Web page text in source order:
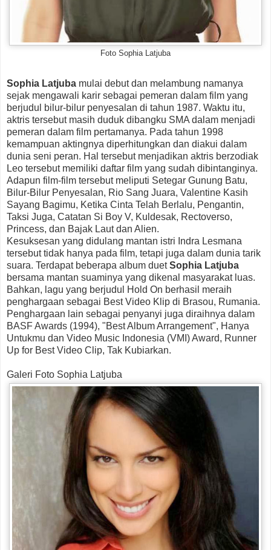
Foto Sophia Latjuba
Sophia Latjuba mulai debut dan melambung namanya
sejak mengawali karir sebagai pemeran dalam film yang
berjudul bilur-bilur penyesalan di tahun 1987. Waktu itu,
aktris tersebut masih duduk dibangku SMA dalam menjadi
pemeran dalam film pertamanya. Pada tahun 1998
kemampuan aktingnya diperhitungkan dan diakui dalam
dunia seni peran. Hal tersebut menjadikan aktris berzodiak
Leo tersebut memiliki daftar film yang sudah dibintanginya.
Adapun film-film tersebut meliputi Setegar Gunung Batu,
Bilur-Bilur Penyesalan, Rio Sang Juara, Valentine Kasih
Sayang Bagimu, Ketika Cinta Telah Berlalu, Pengantin,
Taksi Juga, Catatan Si Boy V, Kuldesak, Rectoverso,
Princess, dan Bajak Laut dan Alien.
Kesuksesan yang didulang mantan istri Indra Lesmana
tersebut tidak hanya pada film, tetapi juga dalam dunia tarik
suara. Terdapat beberapa album duetSophia Latjuba
bersama mantan suaminya yang dikenal masyarakat luas.
Bahkan, lagu yang berjudul Hold On berhasil meraih
penghargaan sebagai Best Video Klip di Brasou, Rumania.
Penghargaan lain sebagai penyanyi juga diraihnya dalam
BASF Awards (1994), "Best Album Arrangement", Hanya
Untukmu dan Video Music Indonesia (VMI) Award, Runner
Up for Best Video Clip, Tak Kubiarkan.
Galeri Foto Sophia Latjuba